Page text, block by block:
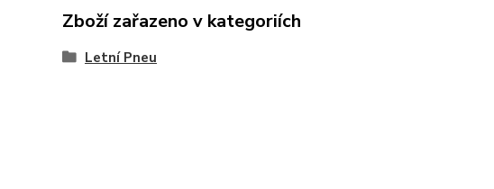
Zboží zařazeno v kategoriích
Letní Pneu